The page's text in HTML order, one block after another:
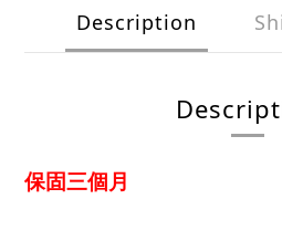
Description
保固三個月